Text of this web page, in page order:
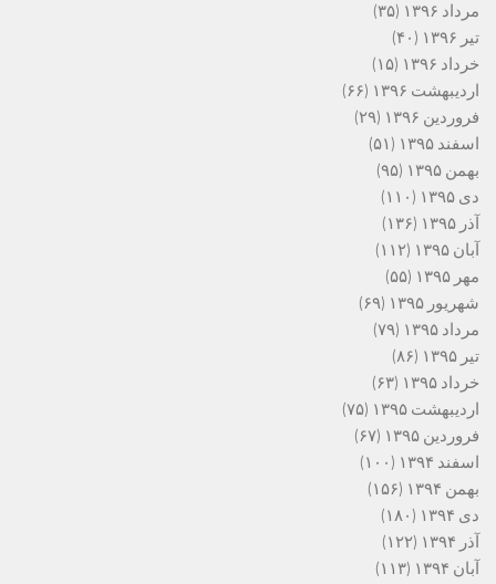
مرداد ۱۳۹۶
(۳۵)
تیر ۱۳۹۶
(۴۰)
خرداد ۱۳۹۶
(۱۵)
اردیبهشت ۱۳۹۶
(۶۶)
فروردین ۱۳۹۶
(۲۹)
اسفند ۱۳۹۵
(۵۱)
بهمن ۱۳۹۵
(۹۵)
دی ۱۳۹۵
(۱۱۰)
آذر ۱۳۹۵
(۱۳۶)
آبان ۱۳۹۵
(۱۱۲)
مهر ۱۳۹۵
(۵۵)
شهریور ۱۳۹۵
(۶۹)
مرداد ۱۳۹۵
(۷۹)
تیر ۱۳۹۵
(۸۶)
خرداد ۱۳۹۵
(۶۳)
اردیبهشت ۱۳۹۵
(۷۵)
فروردین ۱۳۹۵
(۶۷)
اسفند ۱۳۹۴
(۱۰۰)
بهمن ۱۳۹۴
(۱۵۶)
دی ۱۳۹۴
(۱۸۰)
آذر ۱۳۹۴
(۱۲۲)
آبان ۱۳۹۴
(۱۱۳)